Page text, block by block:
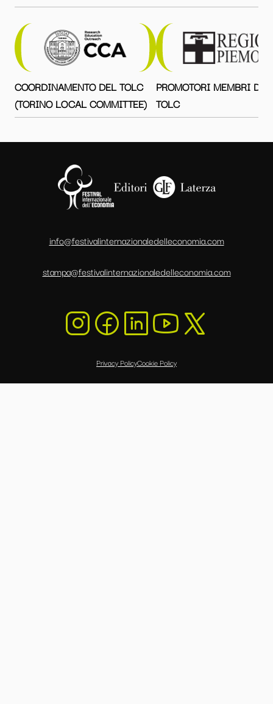
COORDINAMENTO DEL TOLC
(TORINO LOCAL COMMITTEE)
PROMOTORI MEMBRI DEL
TOLC
info@festivalinternazionaledelleconomia.com
stampa@festivalinternazionaledelleconomia.com
Privacy PolicyCookie Policy